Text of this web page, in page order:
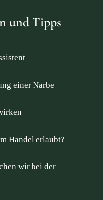
und Tipps
einer Narbe
Handel erlaubt?
wir bei der